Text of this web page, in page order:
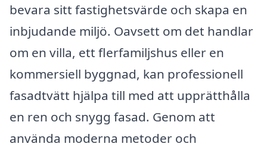
bevara sitt fastighetsvärde och skapa en
inbjudande miljö. Oavsett om det handlar
om en villa, ett flerfamiljshus eller en
kommersiell byggnad, kan professionell
fasadtvätt hjälpa till med att upprätthålla
en ren och snygg fasad. Genom att
använda moderna metoder och